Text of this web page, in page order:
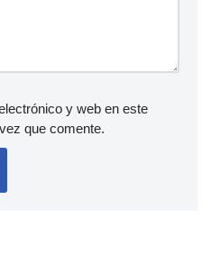
y web en este
que comente.